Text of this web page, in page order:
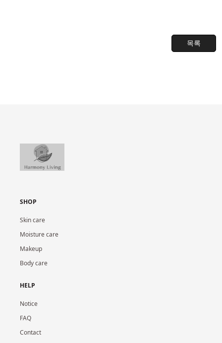
목록
SHOP
Skin care
Moisture care
Makeup
Body care
HELP
Notice
FAQ
Contact